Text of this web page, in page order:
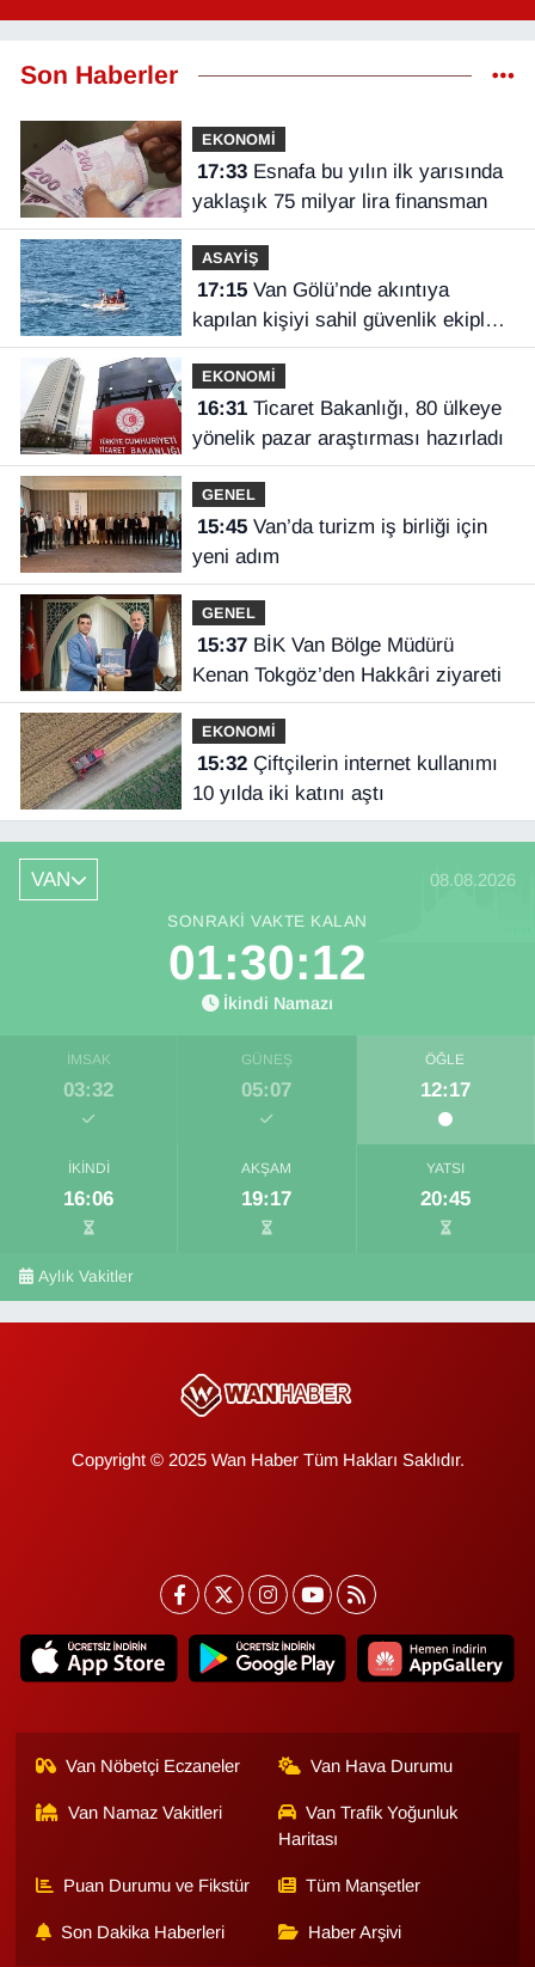
Son Haberler
EKONOMİ
17:33Esnafa bu yılın ilk yarısında
yaklaşık 75 milyar lira finansman
ASAYİŞ
17:15Van Gölü’nde akıntıya
kapılan kişiyi sahil güvenlik ekipleri
kurtardı
EKONOMİ
16:31Ticaret Bakanlığı, 80 ülkeye
yönelik pazar araştırması hazırladı
GENEL
15:45Van’da turizm iş birliği için
yeni adım
GENEL
15:37BİK Van Bölge Müdürü
Kenan Tokgöz’den Hakkâri ziyareti
EKONOMİ
15:32Çiftçilerin internet kullanımı
10 yılda iki katını aştı
VAN 08.08.2026
SONRAKI VAKTE KALAN
01:30:12
İkindi Namazı
İMSAK
03:32
GÜNEŞ
05:07
ÖĞLE
12:17
İKINDI
16:06
AKŞAM
19:17
YATSI
20:45
Aylık Vakitler
Copyright © 2025 Wan Haber Tüm Hakları Saklıdır.
Van Nöbetçi Eczaneler Van Hava Durumu
Van Namaz Vakitleri
Van Trafik Yoğunluk
Haritası
Puan Durumu ve Fikstür Tüm Manşetler
Son Dakika Haberleri Haber Arşivi